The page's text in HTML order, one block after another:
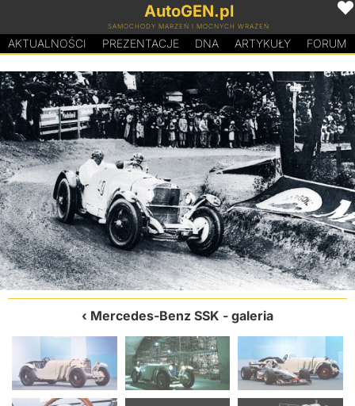
AutoGEN.pl
SAMOCHODY MARZEŃ I MOCNYCH WRAŻEŃ
AKTUALNOŚCI PREZENTACJE DNA ARTYKUŁY FORUM
Mercedes-Benz SSK - galeria